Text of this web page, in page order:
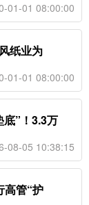
01-01 08:00:00
纸业为
01-01 08:00:00
底”！3.3万
08-05 10:38:15
高管“护